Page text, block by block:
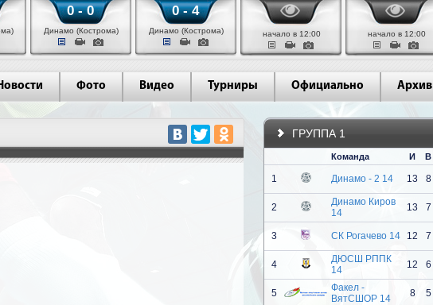
0 - 0
Динамо (Кострома)
0 - 4
Динамо (Кострома) начало в 12:00 начало в 12:00
Фото Видео Турниры Официально Архив
ГРУППА 1
Команда И В
1 Динамо - 2 14 13 8
2
Динамо Киров
14
13 7
3 СК Рогачево 14 12 7
4
ДЮСШ РППК
14
12 6
5
Факел -
ВятСШОР 14
8 5